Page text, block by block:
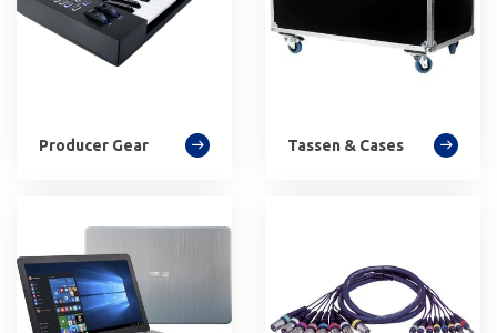
Producer Gear Tassen & Cases